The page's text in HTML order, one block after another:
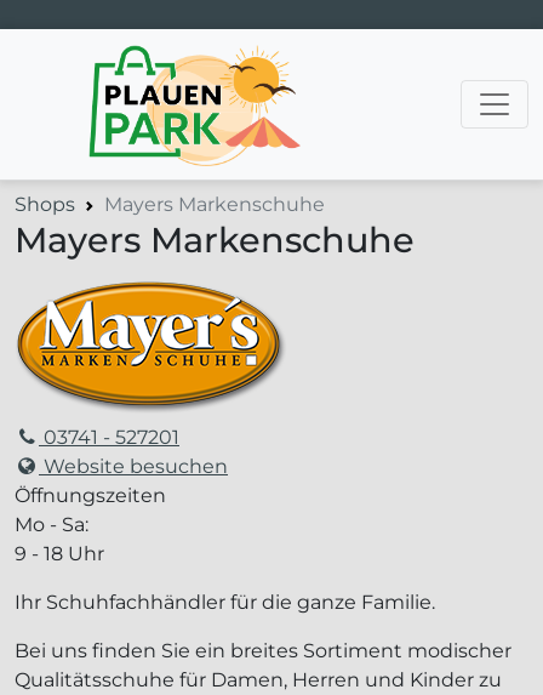
Hauptnavigation
Shops Mayers Markenschuhe
Mayers Markenschuhe
03741 - 527201
Website besuchen
Öffnungszeiten
Mo - Sa:
9 - 18 Uhr
Ihr Schuhfachhändler für die ganze Familie.
Bei uns finden Sie ein breites Sortiment modischer
Qualitätsschuhe für Damen, Herren und Kinder zu